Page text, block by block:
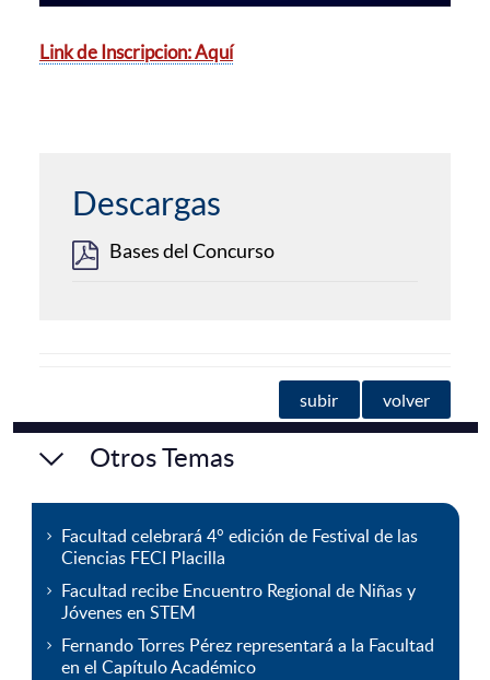
Link de Inscripcion: Aquí
Descargas
Bases del Concurso
subir volver
Otros Temas
Facultad celebrará 4° edición de Festival de las
Ciencias FECI Placilla
Facultad recibe Encuentro Regional de Niñas y
Jóvenes en STEM
Fernando Torres Pérez representará a la Facultad
en el Capítulo Académico